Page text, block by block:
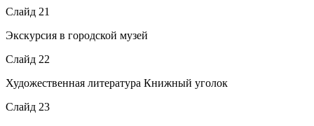
Слайд 21
Экскурсия в городской музей
Слайд 22
Художественная литература Книжный уголок
Слайд 23